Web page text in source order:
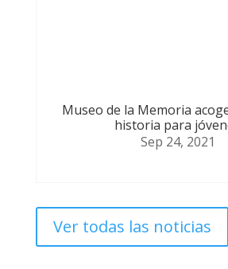
Museo de la Memoria
historia para
Ver todas las noticias